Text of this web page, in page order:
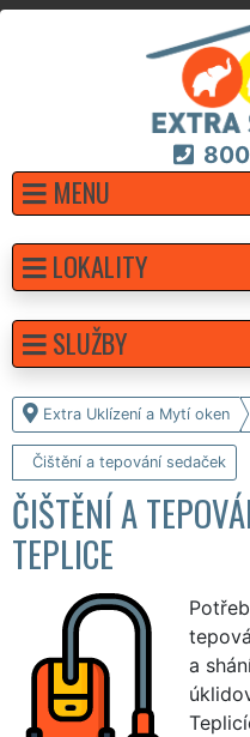
MENU
Extra Uklízení a Mytí oken
Čištění a tepování sedaček
ČIŠTĚNÍ A
TEPLICE
a
LOKALITY
SLUŽBY